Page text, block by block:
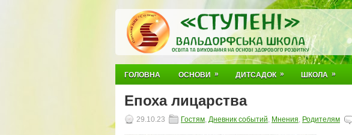
ГОЛОВНА ОСНОВИ » ДИТСАДОК » ШКОЛА »
Епоха лицарства
29.10.23 Гостям, Дневник событий, Мнения, Родителям